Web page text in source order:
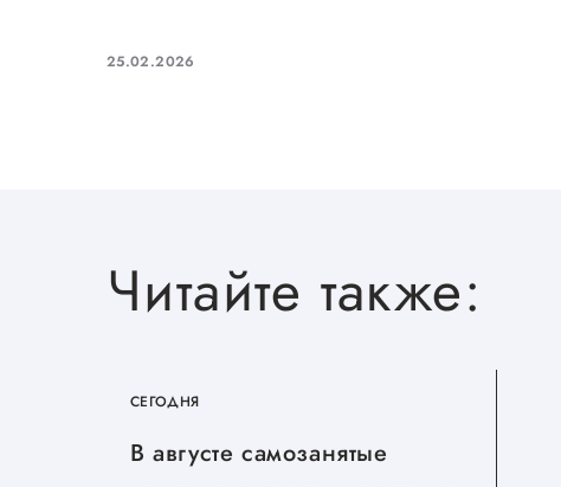
25.02.2026
Читайте также:
СЕГОДНЯ
В августе самозанятые